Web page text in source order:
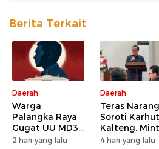
Berita Terkait
Daerah
Warga
Palangka Raya
Gugat UU MD3
dan UU P3 ke
2 hari yang lalu
Daerah
Teras Narang
Soroti
Kalteng,
Pengawasan
4 hari yang lalu